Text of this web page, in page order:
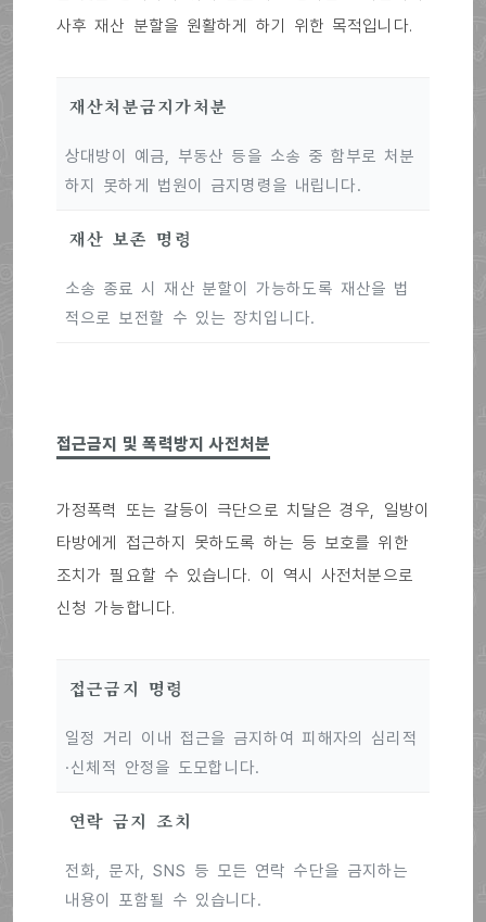
사후 재산 분할을 원활하게 하기 위한 목적입니다.
재산처분금지가처분
상대방이 예금, 부동산 등을 소송 중 함부로 처분
하지 못하게 법원이 금지명령을 내립니다.
재산 보존 명령
소송 종료 시 재산 분할이 가능하도록 재산을 법
적으로 보전할 수 있는 장치입니다.
접근금지 및 폭력방지 사전처분
가정폭력 또는 갈등이 극단으로 치달은 경우, 일방이
타방에게 접근하지 못하도록 하는 등 보호를 위한
조치가 필요할 수 있습니다. 이 역시 사전처분으로
신청 가능합니다.
접근금지 명령
일정 거리 이내 접근을 금지하여 피해자의 심리적
·신체적 안정을 도모합니다.
연락 금지 조치
전화, 문자, SNS 등 모든 연락 수단을 금지하는
내용이 포함될 수 있습니다.